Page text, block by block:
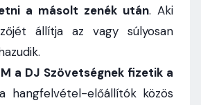
a másolt zenék után. Aki
állítja az vagy súlyosan
a DJ Szövetségnek fizetik a
hangfelvétel-előállítók közös